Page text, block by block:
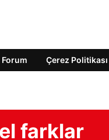
Forum Çerez Politikası
farklar